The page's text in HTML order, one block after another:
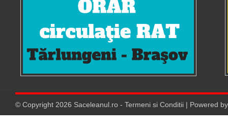
© Copyright 2026 Saceleanul.ro - Termeni si Conditii | Powered